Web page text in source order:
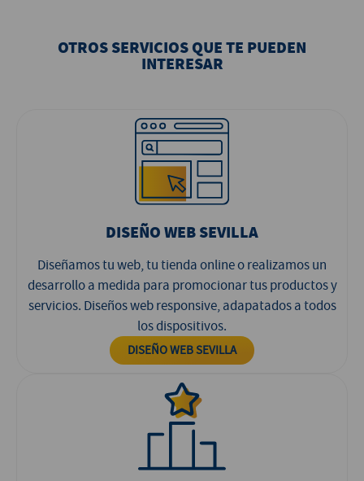
OTROS SERVICIOS QUE TE PUEDEN
INTERESAR
DISEÑO WEB SEVILLA
Diseñamos tu web, tu tienda online o realizamos un
desarrollo a medida para promocionar tus productos y
servicios. Diseños web responsive, adapatados a todos
los dispositivos.
DISEÑO WEB SEVILLA